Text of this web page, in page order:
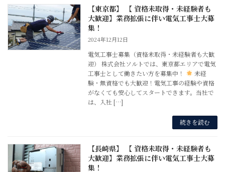
【東京都】 【 資格未取得・未経験者も
大歓迎】業務拡張に伴い電気工事士大募
集！
2024年12月12日
電気工事士募集（資格未取得・未経験者も大歓
迎） 株式会社ソルトでは、東京都エリアで電気
工事士として働きたい方を募集中！
未経
験・無資格でも大歓迎！電気工事の経験や資格
がなくても安心してスタートできます。当社で
は、入社 […]
続きを読む
【長崎県】 【 資格未取得・未経験者も
大歓迎】業務拡張に伴い電気工事士大募
集！